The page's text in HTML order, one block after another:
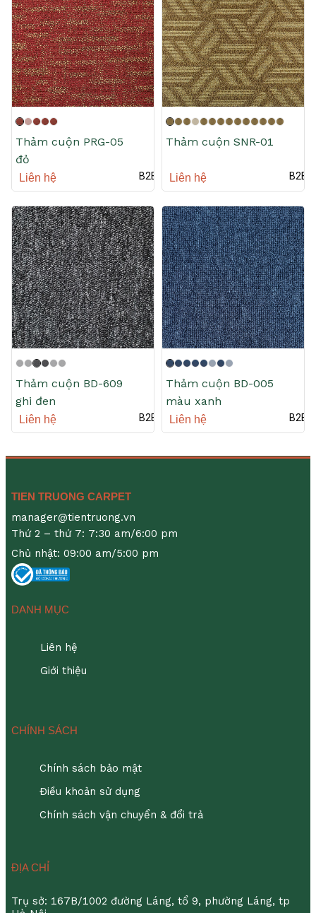
Thảm cuộn PRG-05
đỏ
Liên hệ B2B
Thảm cuộn SNR-01
Liên hệ B2B
Thảm cuộn BD-609
ghi đen
Liên hệ B2B
Thảm cuộn BD-005
màu xanh
Liên hệ B2B
TIEN TRUONG CARPET
manager@tientruong.vn
Thứ 2 – thứ 7: 7:30 am/6:00 pm
Chủ nhật: 09:00 am/5:00 pm
DANH MỤC
Liên hệ
Giới thiệu
CHÍNH SÁCH
Chính sách bảo mật
Điều khoản sử dụng
Chính sách vận chuyển & đổi trả
ĐỊA CHỈ
Trụ sở: 167B/1002 đường Láng, tổ 9, phường Láng, tp